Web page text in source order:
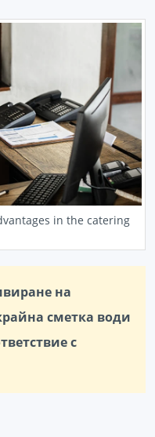
in the catering
на
сметка води
с